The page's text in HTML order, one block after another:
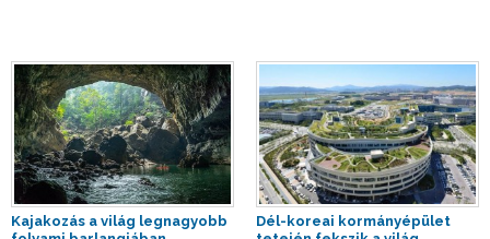
Kajakozás a világ legnagyobb
Dél-koreai kormányépület